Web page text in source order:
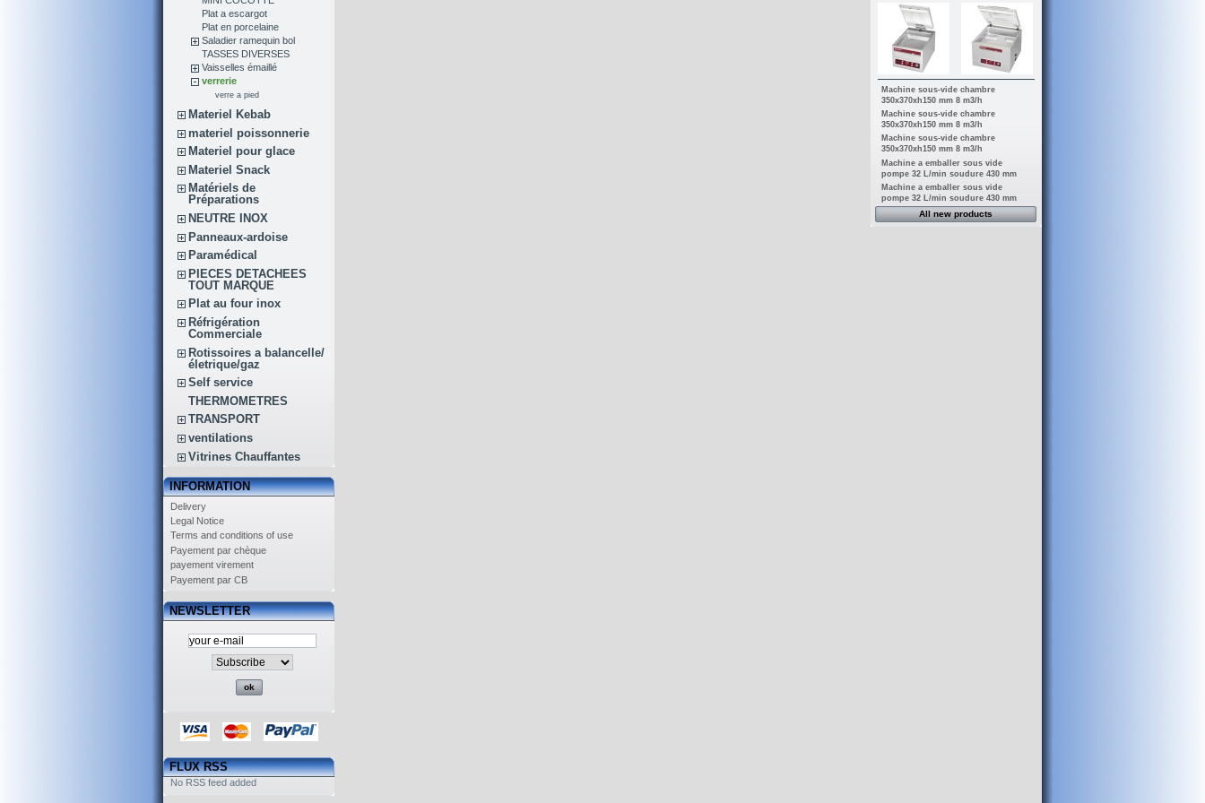
Plat a escargot
Plat en porcelaine
Saladier ramequin bol
TASSES DIVERSES
Vaisselles émaillé
verrerie
verre a pied
Materiel Kebab
materiel poissonnerie
Materiel pour glace
Materiel Snack
Matériels de
Préparations
NEUTRE INOX
Panneaux-ardoise
Paramédical
PIECES DETACHEES
TOUT MARQUE
Plat au four inox
Réfrigération
Commerciale
Rotissoires a balancelle/
életrique/gaz
Self service
THERMOMETRES
TRANSPORT
ventilations
Vitrines Chauffantes
INFORMATION
Delivery
Legal Notice
Terms and conditions of use
Payement par chèque
payement virement
Payement par CB
NEWSLETTER
FLUX RSS
No RSS feed added
Machine sous-vide chambre
350x370xh150 mm 8 m3/h
Machine sous-vide chambre
350x370xh150 mm 8 m3/h
Machine sous-vide chambre
350x370xh150 mm 8 m3/h
Machine a emballer sous vide
pompe 32 L/min soudure 430 mm
Machine a emballer sous vide
pompe 32 L/min soudure 430 mm
All new products